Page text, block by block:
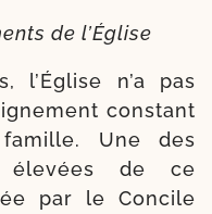
de l’Église
l’Église n’a pas
constant
Une des
éle­vées de ce
par le Concile